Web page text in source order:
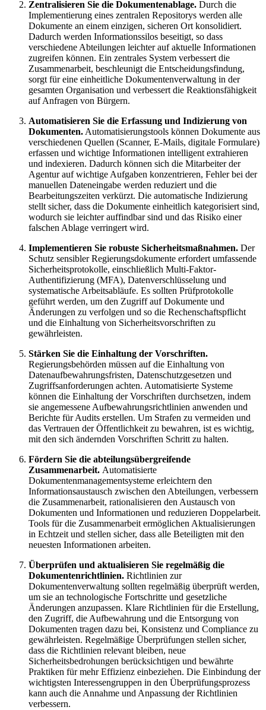
Zentralisieren Sie die Dokumentenablage. Durch die
Implementierung eines zentralen Repositorys werden alle
Dokumente an einem einzigen, sicheren Ort konsolidiert.
Dadurch werden Informationssilos beseitigt, so dass
verschiedene Abteilungen leichter auf aktuelle Informationen
zugreifen können. Ein zentrales System verbessert die
Zusammenarbeit, beschleunigt die Entscheidungsfindung,
sorgt für eine einheitliche Dokumentenverwaltung in der
gesamten Organisation und verbessert die Reaktionsfähigkeit
auf Anfragen von Bürgern.
Automatisieren Sie die Erfassung und Indizierung von
Dokumenten. Automatisierungstools können Dokumente aus
verschiedenen Quellen (Scanner, E-Mails, digitale Formulare)
erfassen und wichtige Informationen intelligent extrahieren
und indexieren. Dadurch können sich die Mitarbeiter der
Agentur auf wichtige Aufgaben konzentrieren, Fehler bei der
manuellen Dateneingabe werden reduziert und die
Bearbeitungszeiten verkürzt. Die automatische Indizierung
stellt sicher, dass die Dokumente einheitlich kategorisiert sind,
wodurch sie leichter auffindbar sind und das Risiko einer
falschen Ablage verringert wird.
Implementieren Sie robuste Sicherheitsmaßnahmen. Der
Schutz sensibler Regierungsdokumente erfordert umfassende
Sicherheitsprotokolle, einschließlich Multi-Faktor-
Authentifizierung (MFA), Datenverschlüsselung und
systematische Arbeitsabläufe. Es sollten Prüfprotokolle
geführt werden, um den Zugriff auf Dokumente und
Änderungen zu verfolgen und so die Rechenschaftspflicht
und die Einhaltung von Sicherheitsvorschriften zu
gewährleisten.
Stärken Sie die Einhaltung der Vorschriften.
Regierungsbehörden müssen auf die Einhaltung von
Datenaufbewahrungsfristen, Datenschutzgesetzen und
Zugriffsanforderungen achten. Automatisierte Systeme
können die Einhaltung der Vorschriften durchsetzen, indem
sie angemessene Aufbewahrungsrichtlinien anwenden und
Berichte für Audits erstellen. Um Strafen zu vermeiden und
das Vertrauen der Öffentlichkeit zu bewahren, ist es wichtig,
mit den sich ändernden Vorschriften Schritt zu halten.
Fördern Sie die abteilungsübergreifende
Zusammenarbeit. Automatisierte
Dokumentenmanagementsysteme erleichtern den
Informationsaustausch zwischen den Abteilungen, verbessern
die Zusammenarbeit, rationalisieren den Austausch von
Dokumenten und Informationen und reduzieren Doppelarbeit.
Tools für die Zusammenarbeit ermöglichen Aktualisierungen
in Echtzeit und stellen sicher, dass alle Beteiligten mit den
neuesten Informationen arbeiten.
Überprüfen und aktualisieren Sie regelmäßig die
Dokumentenrichtlinien. Richtlinien zur
Dokumentenverwaltung sollten regelmäßig überprüft werden,
um sie an technologische Fortschritte und gesetzliche
Änderungen anzupassen. Klare Richtlinien für die Erstellung,
den Zugriff, die Aufbewahrung und die Entsorgung von
Dokumenten tragen dazu bei, Konsistenz und Compliance zu
gewährleisten. Regelmäßige Überprüfungen stellen sicher,
dass die Richtlinien relevant bleiben, neue
Sicherheitsbedrohungen berücksichtigen und bewährte
Praktiken für mehr Effizienz einbeziehen. Die Einbindung der
wichtigsten Interessengruppen in den Überprüfungsprozess
kann auch die Annahme und Anpassung der Richtlinien
verbessern.